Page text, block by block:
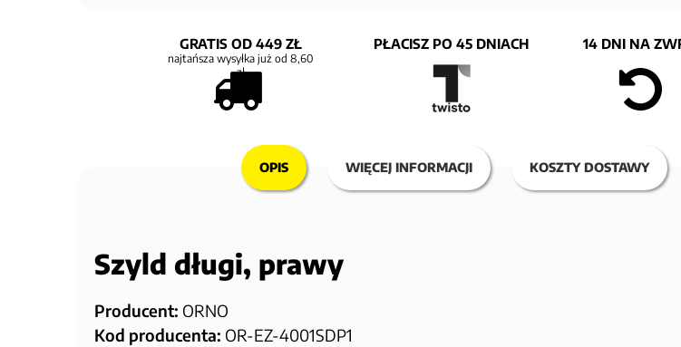
GRATIS OD 449 ZŁ
najtańsza wysyłka już od 8,60
zł
PŁACISZ PO 45 DNIACH 14 DNI NA
OPIS WIĘCEJ INFORMACJI KOSZTY DOSTAWY
Szyld długi, prawy
Producent: ORNO
Kod producenta: OR-EZ-4001SDP1